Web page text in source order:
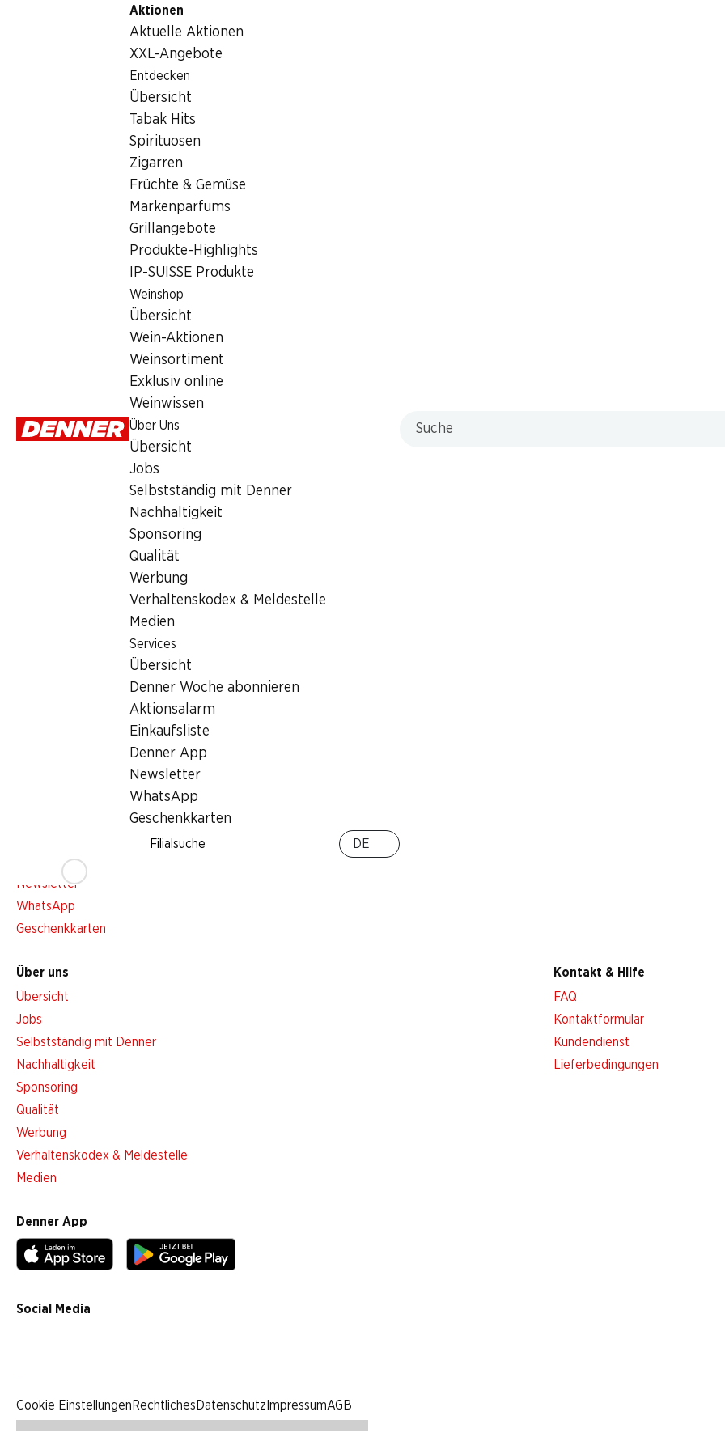
Aktionen
Aktuelle Aktionen
XXL-Angebote
Entdecken
Übersicht
Tabak Hits
Spirituosen
Zigarren
Früchte & Gemüse
Markenparfums
Grillangebote
Produkte-Highlights
IP-SUISSE Produkte
Weinshop
Übersicht
Wein-Aktionen
Weinsortiment
Exklusiv online
Weinwissen
Über Uns
Übersicht
Jobs
Selbstständig mit Denner
Nachhaltigkeit
Sponsoring
Qualität
Werbung
Verhaltenskodex & Meldestelle
Medien
Services
Übersicht
Denner Woche abonnieren
Aktionsalarm
Einkaufsliste
Denner App
Newsletter
WhatsApp
Geschenkkarten
Filialsuche DE
Sonstiges
Absolut Vodka Original
1027533
Bleiben Sie mit dem Denner Newsletter immer auf dem neusten Stand. Melden Sie sich jetzt an!
Denner Woche abonnieren
Denner App
Newsletter
WhatsApp
Geschenkkarten
Über uns
Übersicht
Jobs
Selbstständig mit Denner
Nachhaltigkeit
Sponsoring
Qualität
Werbung
Verhaltenskodex & Meldestelle
Medien
Kontakt & Hilfe
FAQ
Kontaktformular
Kundendienst
Lieferbedingungen
Denner App
Social Media
Cookie Einstellungen Rechtliches Datenschutz ImpressumAGB